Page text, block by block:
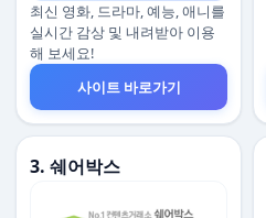
최신 영화, 드라마, 예능, 애니를
실시간 감상 및 내려받아 이용
해 보세요!
사이트 바로가기
3. 쉐어박스